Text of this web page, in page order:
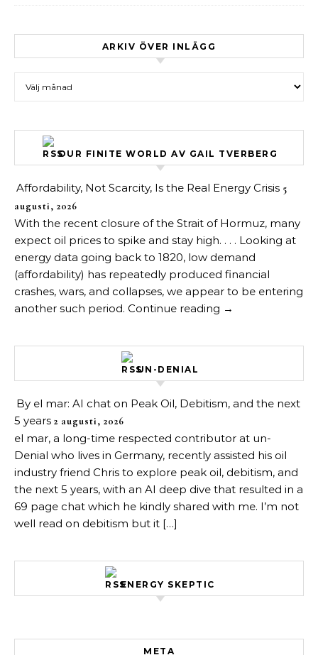
ARKIV ÖVER INLÄGG
OUR FINITE WORLD AV GAIL TVERBERG
Affordability, Not Scarcity, Is the Real Energy Crisis 5
augusti, 2026
With the recent closure of the Strait of Hormuz, many
expect oil prices to spike and stay high. . . . Looking at
energy data going back to 1820, low demand
(affordability) has repeatedly produced financial
crashes, wars, and collapses, we appear to be entering
another such period. Continue reading →
UN-DENIAL
By el mar: AI chat on Peak Oil, Debitism, and the next
5 years 2 augusti, 2026
el mar, a long-time respected contributor at un-
Denial who lives in Germany, recently assisted his oil
industry friend Chris to explore peak oil, debitism, and
the next 5 years, with an AI deep dive that resulted in a
69 page chat which he kindly shared with me. I’m not
well read on debitism but it […]
ENERGY SKEPTIC
META